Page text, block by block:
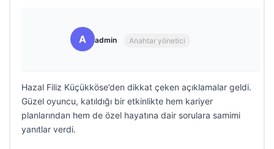
A admin Anahtar yönetici
Hazal Filiz Küçükköse’den dikkat çeken açıklamalar geldi.
Güzel oyuncu, katıldığı bir etkinlikte hem kariyer
planlarından hem de özel hayatına dair sorulara samimi
yanıtlar verdi.